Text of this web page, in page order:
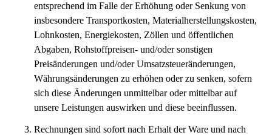
entsprechend im Falle der Erhöhung oder Senkung von
insbesondere Transportkosten, Materialherstellungskosten,
Lohnkosten, Energiekosten, Zöllen und öffentlichen
Abgaben, Rohstoffpreisen- und/oder sonstigen
Preisänderungen und/oder Umsatzsteueränderungen,
Währungsänderungen zu erhöhen oder zu senken, sofern
sich diese Änderungen unmittelbar oder mittelbar auf
unsere Leistungen auswirken und diese beeinflussen.
Rechnungen sind sofort nach Erhalt der Ware und nach